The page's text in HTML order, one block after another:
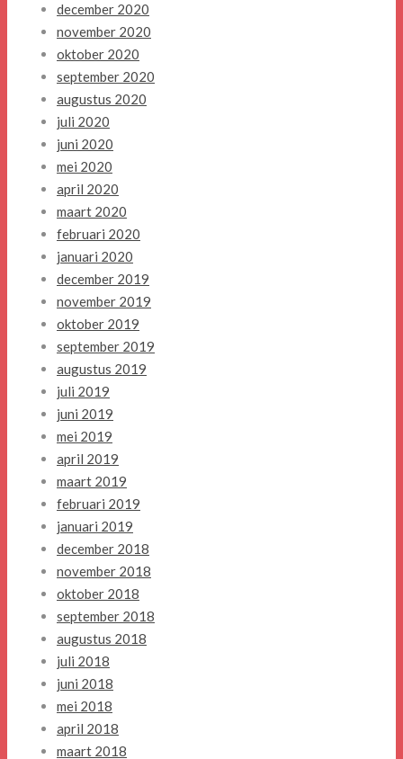
december 2020
november 2020
oktober 2020
september 2020
augustus 2020
juli 2020
juni 2020
mei 2020
april 2020
maart 2020
februari 2020
januari 2020
december 2019
november 2019
oktober 2019
september 2019
augustus 2019
juli 2019
juni 2019
mei 2019
april 2019
maart 2019
februari 2019
januari 2019
december 2018
november 2018
oktober 2018
september 2018
augustus 2018
juli 2018
juni 2018
mei 2018
april 2018
maart 2018